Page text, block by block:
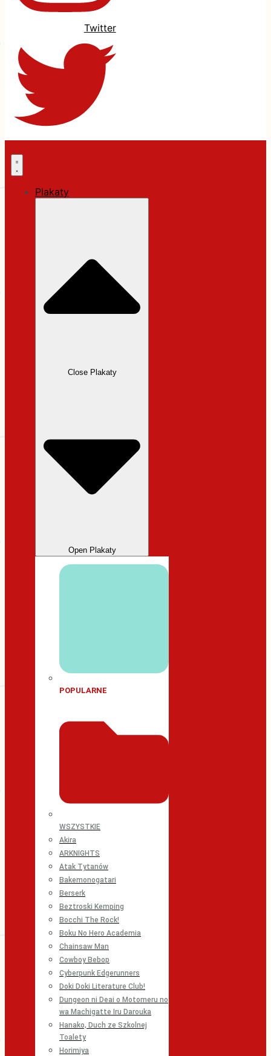
Twitter
Plakaty
Close Plakaty
Open Plakaty
POPULARNE
WSZYSTKIE
Akira
ARKNIGHTS
Atak Tytanów
Bakemonogatari
Berserk
Beztroski Kemping
Bocchi The Rock!
Boku No Hero Academia
Chainsaw Man
Cowboy Bebop
Cyberpunk Edgerunners
Doki Doki Literature Club!
Dungeon ni Deai o Motomeru no
wa Machigatte Iru Darouka
Hanako, Duch ze Szkolnej
Toalety
Horimiya